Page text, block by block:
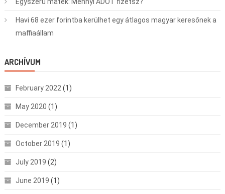
Havi 68 ezer forintba kerülhet egy átlagos magyar keresőnek a
maffiaállam
ARCHÍVUM
February 2022 (1)
May 2020 (1)
December 2019 (1)
October 2019 (1)
July 2019 (2)
June 2019 (1)